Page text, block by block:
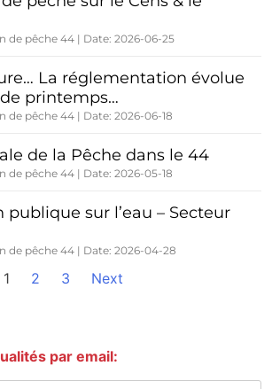
de pêche 44 Date: 2026-06-25
La réglementation évolue
printemps…
de pêche 44 Date: 2026-06-18
de la Pêche dans le 44
de pêche 44 Date: 2026-05-18
sur l’eau – Secteur
de pêche 44 Date: 2026-04-28
1 2 3 Next
par email: